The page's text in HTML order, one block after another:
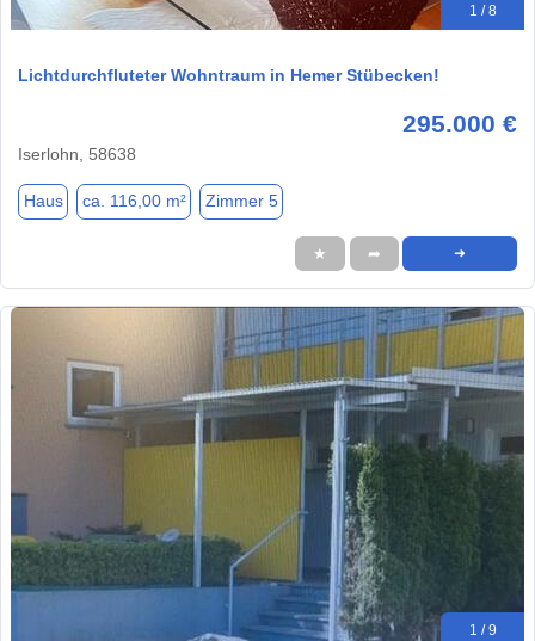
1 / 8
Lichtdurchfluteter Wohntraum in Hemer Stübecken!
295.000 €
Iserlohn, 58638
Haus ca. 116,00 m² Zimmer 5
★ ➦ ➜
1 / 9